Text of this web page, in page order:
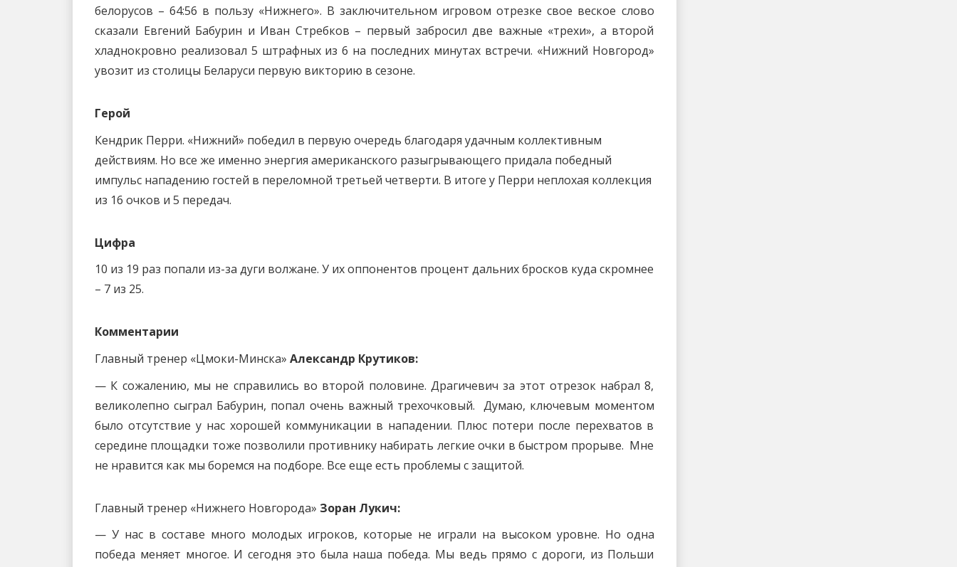
белорусов – 64:56 в пользу «Нижнего». В заключительном игровом отрезке свое веское слово
сказали Евгений Бабурин и Иван Стребков – первый забросил две важные «трехи», а второй
хладнокровно реализовал 5 штрафных из 6 на последних минутах встречи. «Нижний Новгород»
увозит из столицы Беларуси первую викторию в сезоне.
Герой
Кендрик Перри. «Нижний» победил в первую очередь благодаря удачным коллективным
действиям. Но все же именно энергия американского разыгрывающего придала победный
импульс нападению гостей в переломной третьей четверти. В итоге у Перри неплохая коллекция
из 16 очков и 5 передач.
Цифра
10 из 19 раз попали из-за дуги волжане. У их оппонентов процент дальних бросков куда скромнее
– 7 из 25.
Комментарии
Главный тренер «Цмоки-Минска» Александр Крутиков:
— К сожалению, мы не справились во второй половине. Драгичевич за этот отрезок набрал 8,
великолепно сыграл Бабурин, попал очень важный трехочковый. Думаю, ключевым моментом
было отсутствие у нас хорошей коммуникации в нападении. Плюс потери после перехватов в
середине площадки тоже позволили противнику набирать легкие очки в быстром прорыве. Мне
не нравится как мы боремся на подборе. Все еще есть проблемы с защитой.
Главный тренер «Нижнего Новгорода» Зоран Лукич:
— У нас в составе много молодых игроков, которые не играли на высоком уровне. Но одна
победа меняет многое. И сегодня это была наша победа. Мы ведь прямо с дороги, из Польши